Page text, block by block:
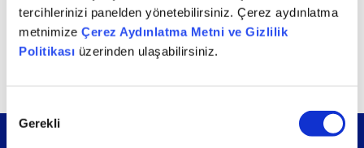
tercihlerinizi panelden yönetebilirsiniz. Çerez aydınlatma
metnimize Çerez Aydınlatma Metni ve Gizlilik
Politikası üzerinden ulaşabilirsiniz.
Seçimi
Gerekli
Türkiye” ödülünü alarak birleşme ve satın alma
alanındaki uzmanlığımız bir kez daha uluslararası
arenada onaylandı.